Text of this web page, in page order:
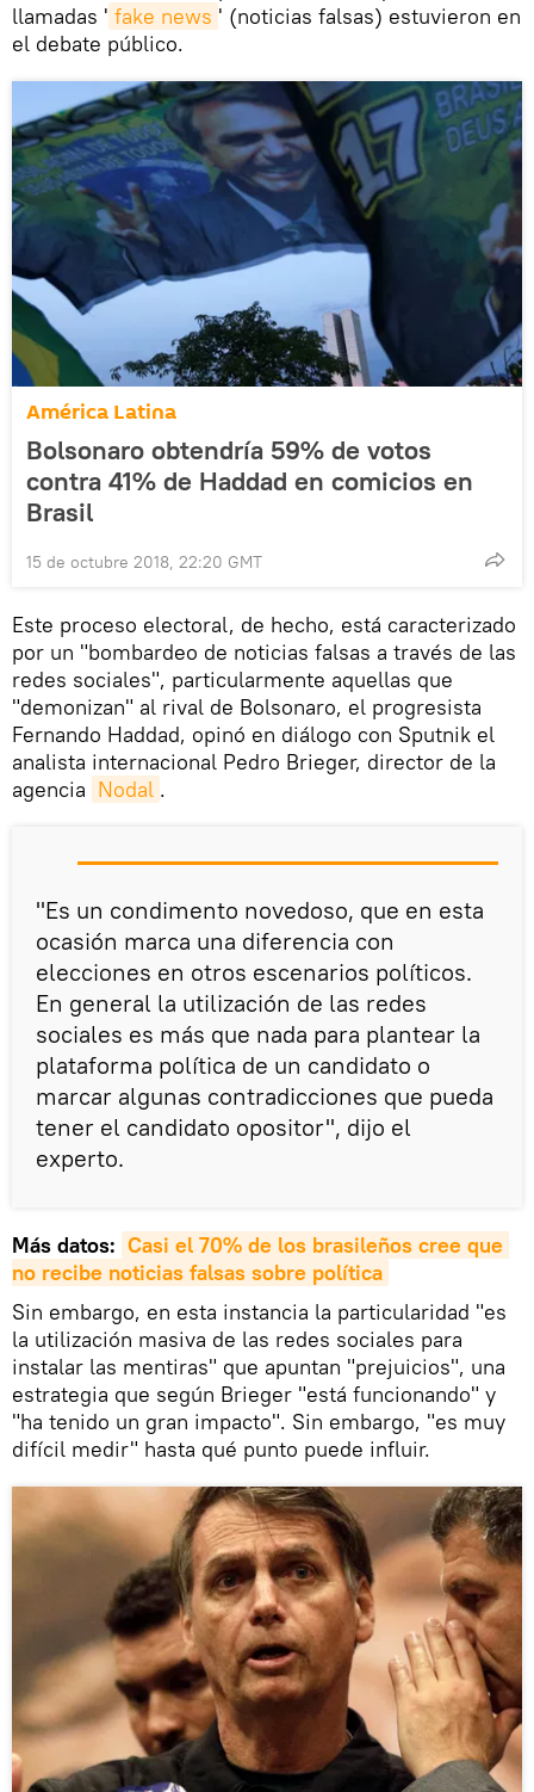
llamadas ' fake news ' (noticias falsas) estuvieron en
el debate público.
América Latina
Bolsonaro obtendría 59% de votos
contra 41% de Haddad en comicios en
Brasil
15 de octubre 2018, 22:20 GMT
Este proceso electoral, de hecho, está caracterizado
por un "bombardeo de noticias falsas a través de las
redes sociales", particularmente aquellas que
"demonizan" al rival de Bolsonaro, el progresista
Fernando Haddad, opinó en diálogo con Sputnik el
analista internacional Pedro Brieger, director de la
agencia Nodal .
"Es un condimento novedoso, que en esta
ocasión marca una diferencia con
elecciones en otros escenarios políticos.
En general la utilización de las redes
sociales es más que nada para plantear la
plataforma política de un candidato o
marcar algunas contradicciones que pueda
tener el candidato opositor", dijo el
experto.
Más datos: Casi el 70% de los brasileños cree que
no recibe noticias falsas sobre política
Sin embargo, en esta instancia la particularidad "es
la utilización masiva de las redes sociales para
instalar las mentiras" que apuntan "prejuicios", una
estrategia que según Brieger "está funcionando" y
"ha tenido un gran impacto". Sin embargo, "es muy
difícil medir" hasta qué punto puede influir.